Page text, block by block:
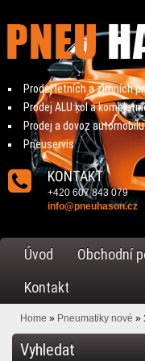
Prodej letních a zimních
Prodej ALU kol a
Prodej a dovoz automobilu
Pneuservis
KONTAKT
+420 607 843 079
info@pneuhason.cz
Úvod Obchodní
Kontakt
Home » Pneumatiky nové »
Vyhledat